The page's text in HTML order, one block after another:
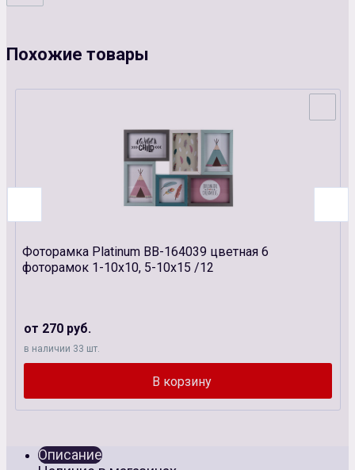
Похожие товары
Фоторамка Platinum BB-164039 цветная 6
фоторамок 1-10х10, 5-10х15 /12
от 270 руб.
в наличии 33 шт.
Описание